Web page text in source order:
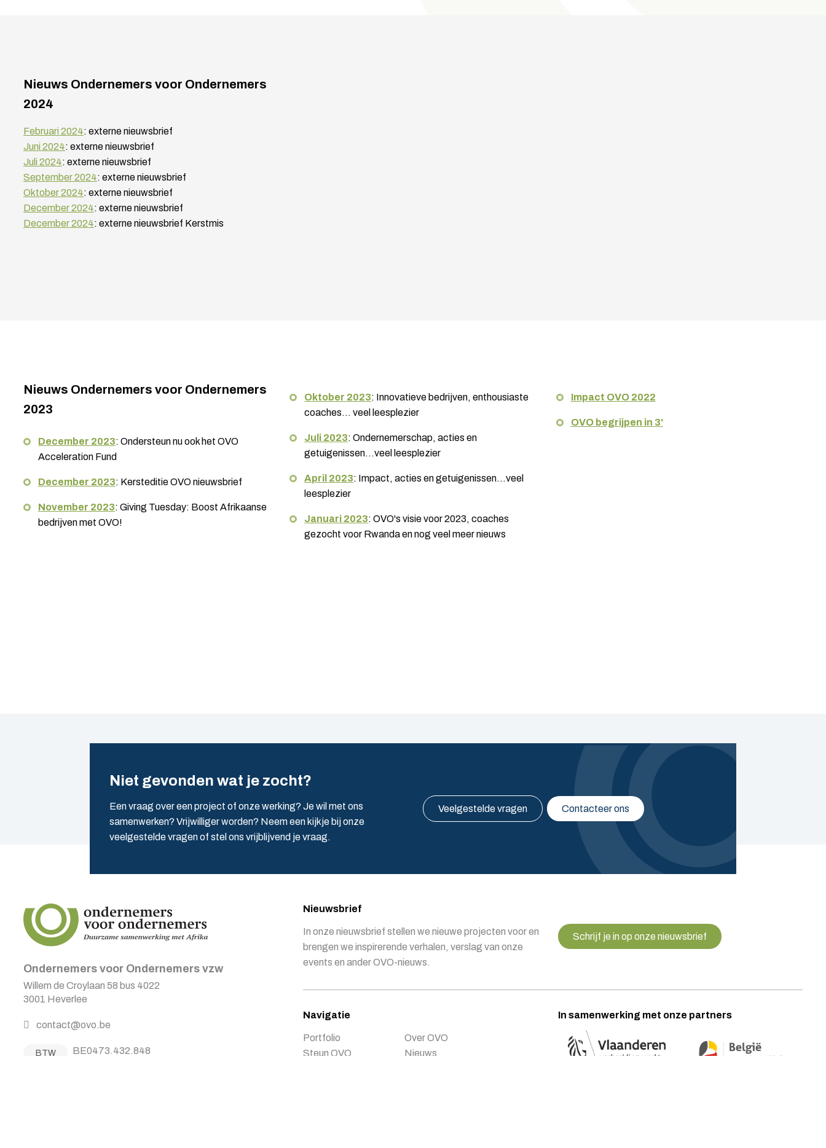
Nieuws Ondernemers voor Ondernemers
2024
Februari 2024: externe nieuwsbrief
Juni 2024: externe nieuwsbrief
Juli 2024: externe nieuwsbrief
September 2024: externe nieuwsbrief
Oktober 2024: externe nieuwsbrief
December 2024: externe nieuwsbrief
December 2024: externe nieuwsbrief Kerstmis
Nieuws Ondernemers voor Ondernemers
2023
December 2023: Ondersteun nu ook het OVO
Acceleration Fund
December 2023: Kersteditie OVO nieuwsbrief
November 2023: Giving Tuesday: Boost Afrikaanse
bedrijven met OVO!
Oktober 2023: Innovatieve bedrijven, enthousiaste
coaches... veel leesplezier
Juli 2023: Ondernemerschap, acties en
getuigenissen...veel leesplezier
April 2023: Impact, acties en getuigenissen...veel
leesplezier
Januari 2023: OVO's visie voor 2023, coaches
gezocht voor Rwanda en nog veel meer nieuws
Impact OVO 2022
OVO begrijpen in 3'
Niet gevonden wat je zocht?
Een vraag over een project of onze werking? Je wil met ons
samenwerken? Vrijwilliger worden? Neem een kijkje bij onze
veelgestelde vragen of stel ons vrijblijvend je vraag.
Veelgestelde vragen Contacteer ons
Ondernemers voor Ondernemers vzw
Willem de Croylaan 58 bus 4022
3001 Heverlee
contact@ovo.be
BTW BE0473.432.848
Nieuwsbrief
In onze nieuwsbrief stellen we nieuwe projecten voor en
brengen we inspirerende verhalen, verslag van onze
events en ander OVO-nieuws.
Schrijf je in op onze nieuwsbrief
Navigatie
Portfolio
Steun OVO
Over OVO
Nieuws
In samenwerking met onze partners